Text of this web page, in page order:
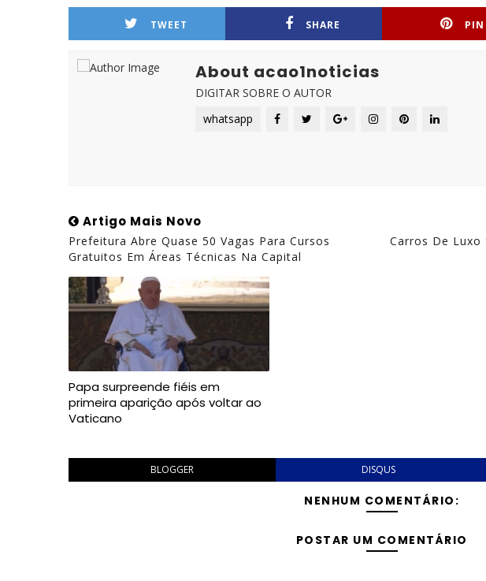
TWEET SHARE
About acao1noticias
DIGITAR SOBRE O AUTOR
whatsapp
Artigo Mais Novo
Prefeitura Abre Quase 50 Vagas Para Cursos
Gratuitos Em Áreas Técnicas Na Capital
Carros De Luxo
Papa surpreende fiéis em
primeira aparição após voltar ao
Vaticano
BLOGGER DISQUS
NENHUM COMENTÁRIO:
POSTAR UM COMENTÁRIO